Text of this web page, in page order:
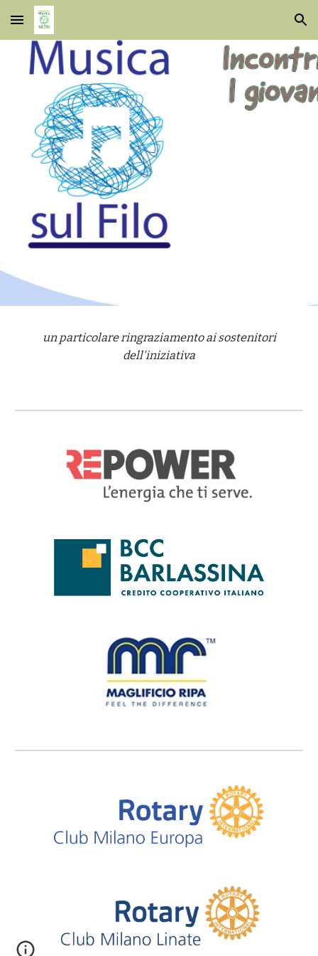
Skip to main content Skip to navigation
un particolare ringraziamento ai sostenitori
dell'iniziativa